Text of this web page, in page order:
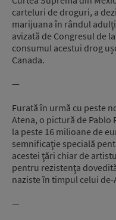
carteluri de droguri, a
marijuana în rândul
avizată de Congresul de
consumul acestui drog
Canada.
—
Furată în urmă cu peste
Atena, o pictură de Pablo
la peste 16 milioane de
semnificaţie specială
acestei ţări chiar de
pentru rezistenţa
naziste în timpul celui
—